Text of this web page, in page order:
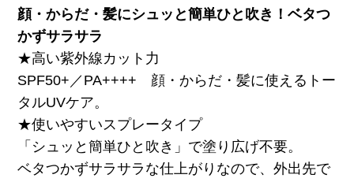
顔・からだ・髪にシュッと簡単ひと吹き！ベタつ
かずサラサラ
★高い紫外線カット力
SPF50+／PA++++ 顔・からだ・髪に使えるトー
タルUVケア。
★使いやすいスプレータイプ
「シュッと簡単ひと吹き」で塗り広げ不要。
ベタつかずサラサラな仕上がりなので、外出先で